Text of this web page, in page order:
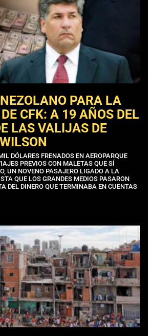
PARA LA
CFK: A 19 AÑOS DEL
LAS VALIJAS DE
DÓLARES FRENADOS EN AEROPARQUE
PREVIOS CON MALETAS QUE SÍ
UN NOVENO PASAJERO LIGADO A LA
QUE LOS GRANDES MEDIOS PASARON
DEL DINERO QUE TERMINABA EN CUENTAS